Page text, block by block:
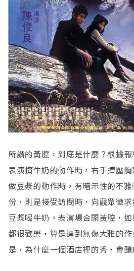
所謂的黃腔，到底是什麼？根據
表演擠牛奶的動作時，右手擠壓
做豆漿的動作時，有暗示性的不
份，則是接受訪問時，向觀眾徵
豆漿喝牛奶。表演場合開黃腔，
都很歡樂，算是達到無傷大雅的
是，為什麼一個酒店裡的秀，會釀